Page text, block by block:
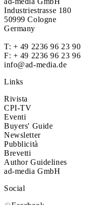
Industriestrasse 180
50999 Cologne
Germany
T: + 49 2236 96 23 90
F: + 49 2236 96 23 96
info@ad-media.de
Links
Rivista
CPI-TV
Eventi
Buyers' Guide
Newsletter
Pubblicità
Brevetti
Author Guidelines
ad-media GmbH
Social